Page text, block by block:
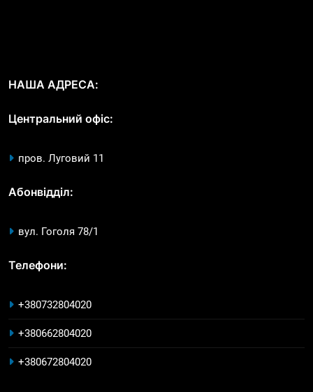
НАША АДРЕСА:
Центральний офіс:
пров. Луговий 11
Абонвідділ:
вул. Гоголя 78/1
Телефони:
+380732804020
+380662804020
+380672804020